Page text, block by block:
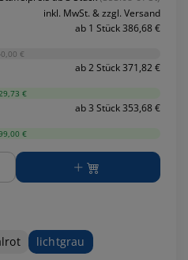
inkl. MwSt. & zzgl. Versand
ab 1 Stück 386,68 €
-0,00 €
ab 2 Stück 371,82 €
€
ab 3 Stück 353,68 €
€
lichtgrau